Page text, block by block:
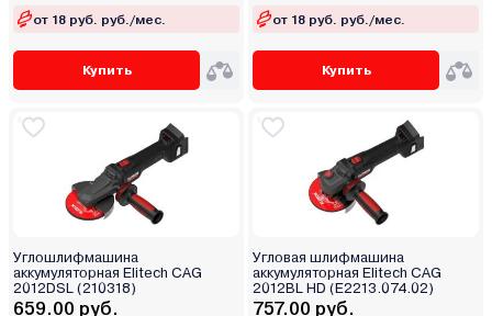
от 18 руб. руб./мес.
Купить
от 18 руб. руб./мес.
Купить
Углошлифмашина
аккумуляторная Elitech CAG
2012DSL (210318)
659.00 руб.
Угловая шлифмашина
аккумуляторная Elitech CAG
2012BL HD (E2213.074.02)
757.00 руб.